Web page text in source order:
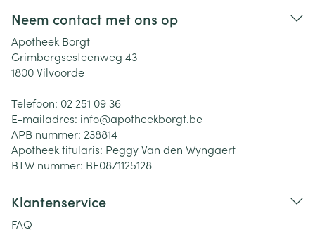
Neem contact met ons op
Apotheek Borgt
Grimbergsesteenweg 43
1800Vilvoorde
Telefoon: 02 251 09 36
E-mailadres: info@apotheekborgt.be
APB nummer: 238814
Apotheek titularis: Peggy Van den Wyngaert
BTW nummer: BE0871125128
Klantenservice
FAQ